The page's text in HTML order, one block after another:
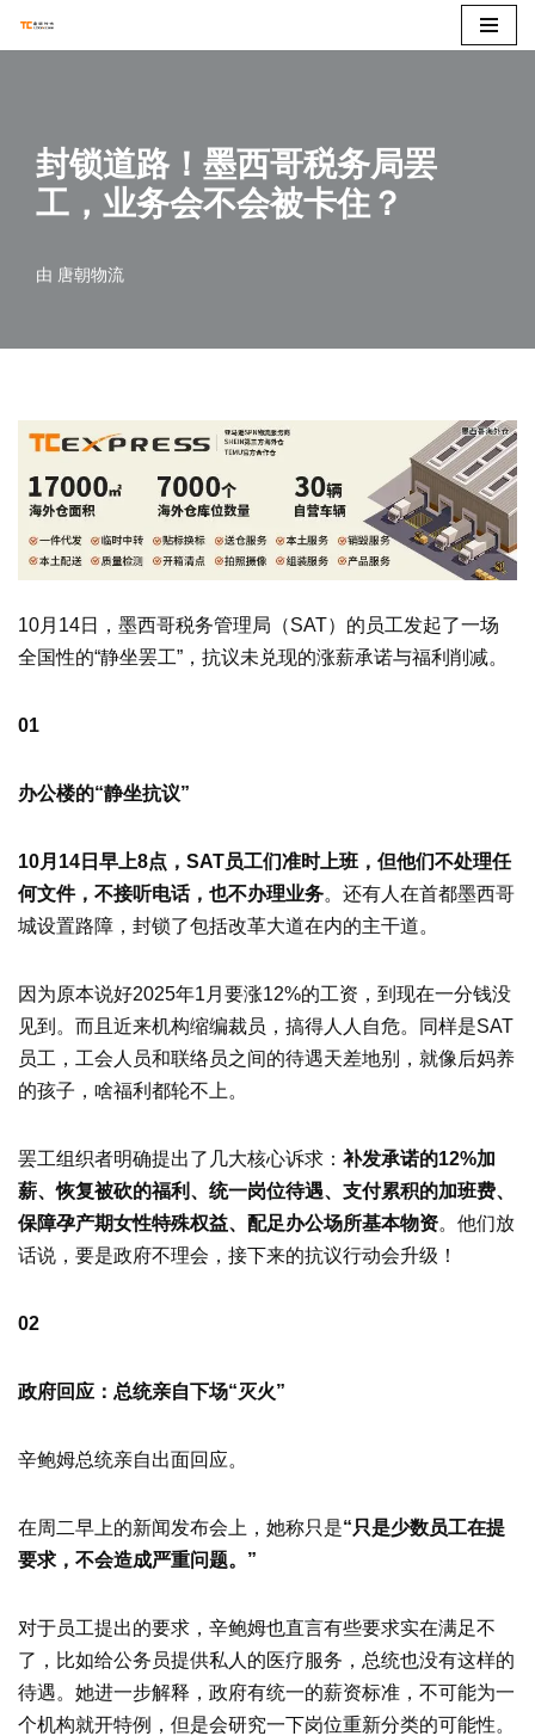
文封锁道路！墨西哥税务局罢
工，业务会不会被卡住？
由 唐朝物流
10月14日，墨西哥税务管理局（SAT）的员工发起了一场
全国性的“静坐罢工”，抗议未兑现的涨薪承诺与福利削减。
01
办公楼的“静坐抗议”
10月14日早上8点，SAT员工们准时上班，但他们不处理任
何文件，不接听电话，也不办理业务。还有人在首都墨西哥
城设置路障，封锁了包括改革大道在内的主干道。
因为原本说好2025年1月要涨12%的工资，到现在一分钱没
见到。而且近来机构缩编裁员，搞得人人自危。同样是SAT
员工，工会人员和联络员之间的待遇天差地别，就像后妈养
的孩子，啥福利都轮不上。
罢工组织者明确提出了几大核心诉求： 补发承诺的12%加
薪、恢复被砍的福利、统一岗位待遇、支付累积的加班费、
保障孕产期女性特殊权益、配足办公场所基本物资。他们放
话说，要是政府不理会，接下来的抗议行动会升级！
02
政府回应：总统亲自下场“灭火”
辛鲍姆总统亲自出面回应。
在周二早上的新闻发布会上，她称只是“只是少数员工在提
要求，不会造成严重问题。”
对于员工提出的要求，辛鲍姆也直言有些要求实在满足不
了，比如给公务员提供私人的医疗服务，总统也没有这样的
待遇。她进一步解释，政府有统一的薪资标准，不可能为一
个机构就开特例，但是会研究一下岗位重新分类的可能性。